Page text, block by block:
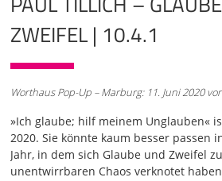
der sich da viel Gedanken gemacht
der bekannten großen Theologen des
Werde etwas über das Thema
Das wird keine Einführung in seine
etwas geht ja nie. Aber eine
Schlüsselgedanken, der für Tillich
den man auch wirklich einen guten
wird. Wir steigen ein. Paul Tillich, ich
ZWEIFEL | 10.4.1
Worthaus Pop-Up – Marburg: 11. Juni 2020
»Ich glaube; hilf meinem Unglauben«
2020. Sie könnte kaum besser passen
Jahr, in dem sich Glaube und Zweifel
unentwirrbaren Chaos verknotet